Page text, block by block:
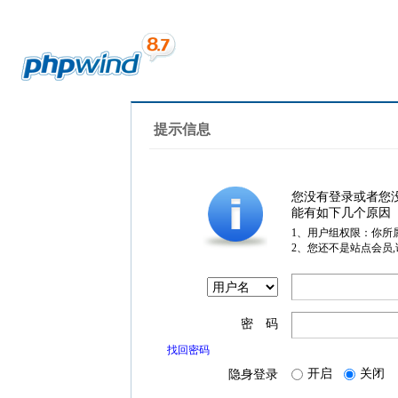
提示信息
您没有登录或者您
能有如下几个原因
1、用户组权限：你所
2、您还不是站点会员
密 码
找回密码
隐身登录 开启 关闭